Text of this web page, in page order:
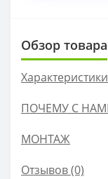
Обзор товара
Характеристики
ПОЧЕМУ С
МОНТАЖ
Отзывов (0)